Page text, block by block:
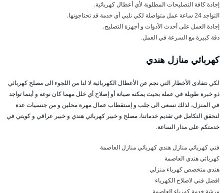
إجادة كافة التصليحات المطلوبة لأي أعطال كهربائية.
التواجد 24 ساعة عمل متواصلة لكي نلبي أي خدمة قد تحتاجونها.
إجادة العمل على أحدث الأدوات و أجهزة التصليح.
دقة كبيرة مع السرعة في العمل.
كهربائي منازل هندي
لكي نتفادى الأخطار التي نجم عن الأعطال الكهربائية لا لنا من اللجوء الى مصلح كهربائي
ذو خبرة طويلة في عمله بحيث يمكنه صيانة أو إصلاح أي خلل مهما كان نوعه و أينما تواجد
في المنزل، لذلك نسعى الى جلب و إستقطاب عمال مهرة محلين و من جنسيات عدة
لنحقق التكامل في تقديم خدماتنا، مصلح و خبير كهربائي هندي و خبير عراقي و كويتي في
خدمتكم على مدار الساعة.
فني كهربائي منازل هندي كهربائي منازل العاصمة
كهربائي هندي العاصمة
هندي متخصص كهرباء منزلي
افضل فني لاصلاح الكهرباء